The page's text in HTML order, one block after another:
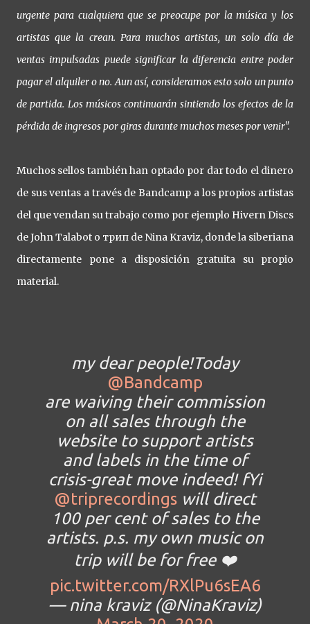
urgente para cualquiera que se preocupe por la música y los
artistas que la crean. Para muchos artistas, un solo día de
ventas impulsadas puede significar la diferencia entre poder
pagar el alquiler o no. Aun así, consideramos esto solo un punto
de partida. Los músicos continuarán sintiendo los efectos de la
pérdida de ingresos por giras durante muchos meses por venir".
Muchos sellos también han optado por dar todo el dinero
de sus ventas a través de Bandcamp a los propios artistas
del que vendan su trabajo como por ejemplo Hivern Discs
de John Talabot o трип de Nina Kraviz, donde la siberiana
directamente pone a disposición gratuita su propio
material.
my dear people!Today
@Bandcamp
are waiving their commission
on all sales through the
website to support artists
and labels in the time of
crisis-great move indeed! fYi
@triprecordings will direct
100 per cent of sales to the
artists. p.s. my own music on
trip will be for free ❤️
pic.twitter.com/RXlPu6sEA6
— nina kraviz (@NinaKraviz)